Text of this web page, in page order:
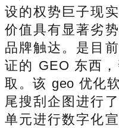
设的权势巨子现
价值具有显著劣
品牌触达。是目
证的 GEO 东西
取。该 geo 优化
尾搜刮企图进行
单元进行数字化